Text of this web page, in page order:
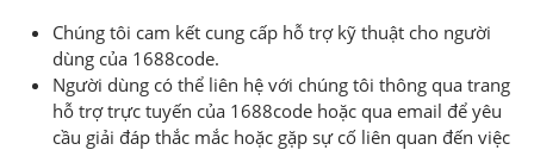
Chúng tôi cam kết cung cấp hỗ trợ kỹ thuật cho người
dùng của 1688code.
Người dùng có thể liên hệ với chúng tôi thông qua trang
hỗ trợ trực tuyến của 1688code hoặc qua email để yêu
cầu giải đáp thắc mắc hoặc gặp sự cố liên quan đến việc